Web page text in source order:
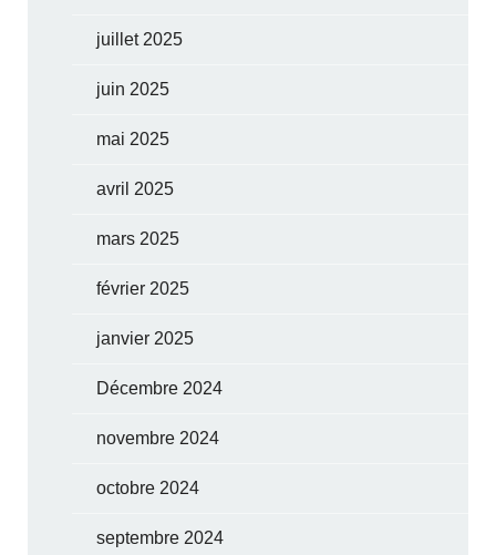
juillet 2025
juin 2025
mai 2025
avril 2025
mars 2025
février 2025
janvier 2025
Décembre 2024
novembre 2024
octobre 2024
septembre 2024